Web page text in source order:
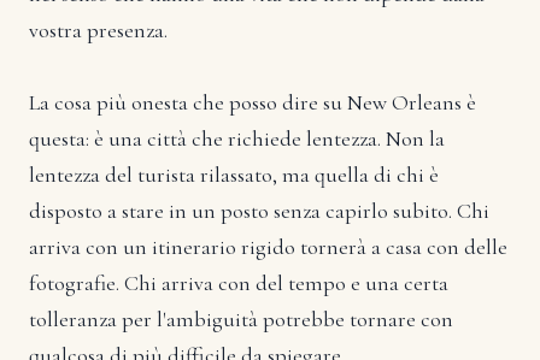
vostra presenza.
La cosa più onesta che posso dire su New Orleans è
questa: è una città che richiede lentezza. Non la
lentezza del turista rilassato, ma quella di chi è
disposto a stare in un posto senza capirlo subito. Chi
arriva con un itinerario rigido tornerà a casa con delle
fotografie. Chi arriva con del tempo e una certa
tolleranza per l'ambiguità potrebbe tornare con